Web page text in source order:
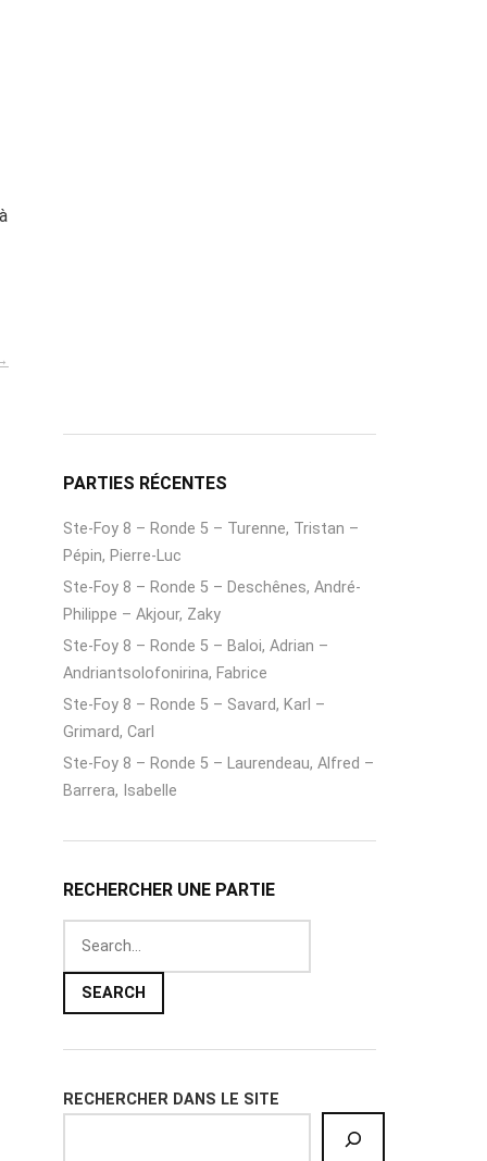
PARTIES RÉCENTES
Ste-Foy 8 – Ronde 5 – Turenne, Tristan –
Pépin, Pierre-Luc
Ste-Foy 8 – Ronde 5 – Deschênes, André-
Philippe – Akjour, Zaky
Ste-Foy 8 – Ronde 5 – Baloi, Adrian –
Andriantsolofonirina, Fabrice
Ste-Foy 8 – Ronde 5 – Savard, Karl –
Grimard, Carl
Ste-Foy 8 – Ronde 5 – Laurendeau, Alfred –
Barrera, Isabelle
RECHERCHER UNE PARTIE
RECHERCHER DANS LE SITE